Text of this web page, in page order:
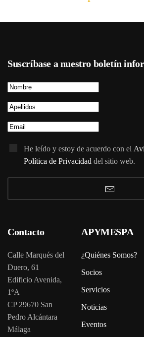
Suscríbase a nuestro boletín
He leído y estoy de acuerdo con el
Política de Privacidad del sitio web.
Contacto
Calle Marqués del
Duero, 61
Edificio Avenida,
1ºA
CP 29670 San
Pedro Alcántara
Málaga
APYMESPA
¿Quiénes Somos?
Socios
Servicios
Noticias
Eventos